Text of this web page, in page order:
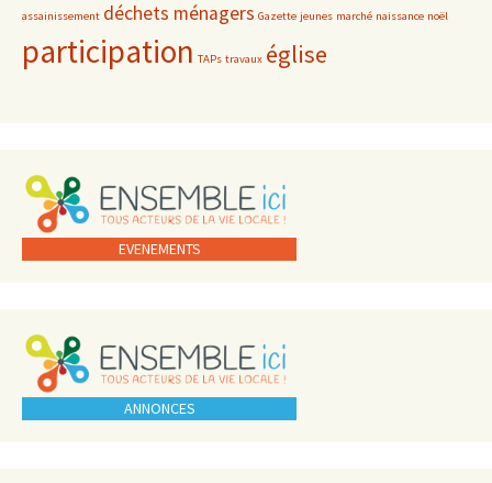
assainissement déchets ménagers Gazette jeunes marché naissance noël
participation TAPs travaux église
EVENEMENTS
ANNONCES